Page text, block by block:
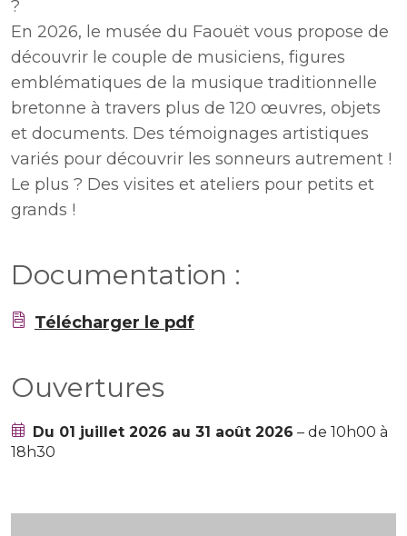
?
En 2026, le musée du Faouët vous propose de
découvrir le couple de musiciens, figures
emblématiques de la musique traditionnelle
bretonne à travers plus de 120 œuvres, objets
et documents. Des témoignages artistiques
variés pour découvrir les sonneurs autrement !
Le plus ? Des visites et ateliers pour petits et
grands !
Documentation :
Télécharger le pdf
Ouvertures
Du 01 juillet 2026 au 31 août 2026 – de 10h00 à
18h30